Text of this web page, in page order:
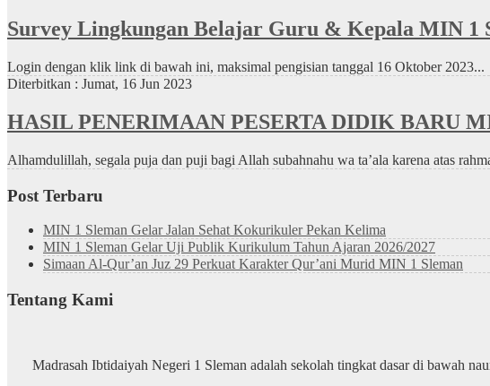
Survey Lingkungan Belajar Guru & Kepala MIN 1
Login dengan klik link di bawah ini, maksimal pengisian tanggal 16 Oktober 2023...
Diterbitkan : Jumat, 16 Jun 2023
HASIL PENERIMAAN PESERTA DIDIK BARU
Alhamdulillah, segala puja dan puji bagi Allah subahnahu wa ta’ala karena atas
Post Terbaru
MIN 1 Sleman Gelar Jalan Sehat Kokurikuler Pekan Kelima
MIN 1 Sleman Gelar Uji Publik Kurikulum Tahun Ajaran 2026/2027
Simaan Al-Qur’an Juz 29 Perkuat Karakter Qur’ani Murid MIN 1 Sleman
Tentang Kami
Madrasah Ibtidaiyah Negeri 1 Sleman adalah sekolah tingkat dasar di bawah